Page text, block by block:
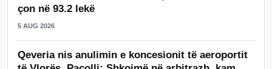
çon në 93.2 lekë
5 AUG 2026
Qeveria nis anulimin e koncesionit të aeroportit